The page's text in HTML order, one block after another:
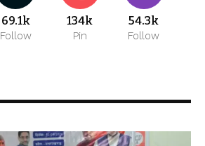
69.1k
Follow
134k
Pin
54.3k
Follow